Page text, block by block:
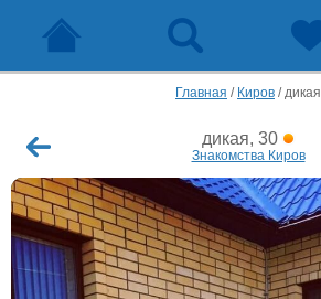
Главная / Киров /дикая
дикая, 30
Знакомства Киров